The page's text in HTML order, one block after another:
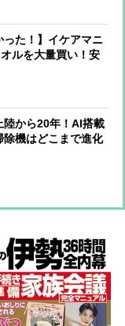
った！】イケアマニ
ルを大量買い！安
ルの特徴とは？
陸から20年！AI搭載
除機はどこまで進化